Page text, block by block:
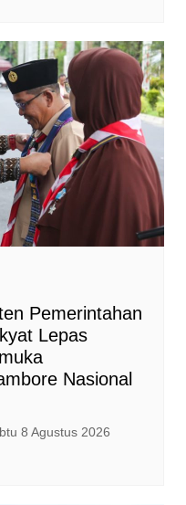
Pemerintahan
Lepas
Nasional
8 Agustus 2026